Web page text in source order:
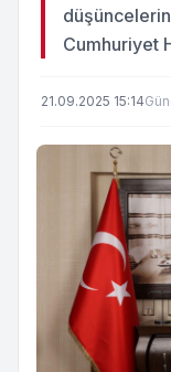
Cumhuriyet
21.09.2025 15:14